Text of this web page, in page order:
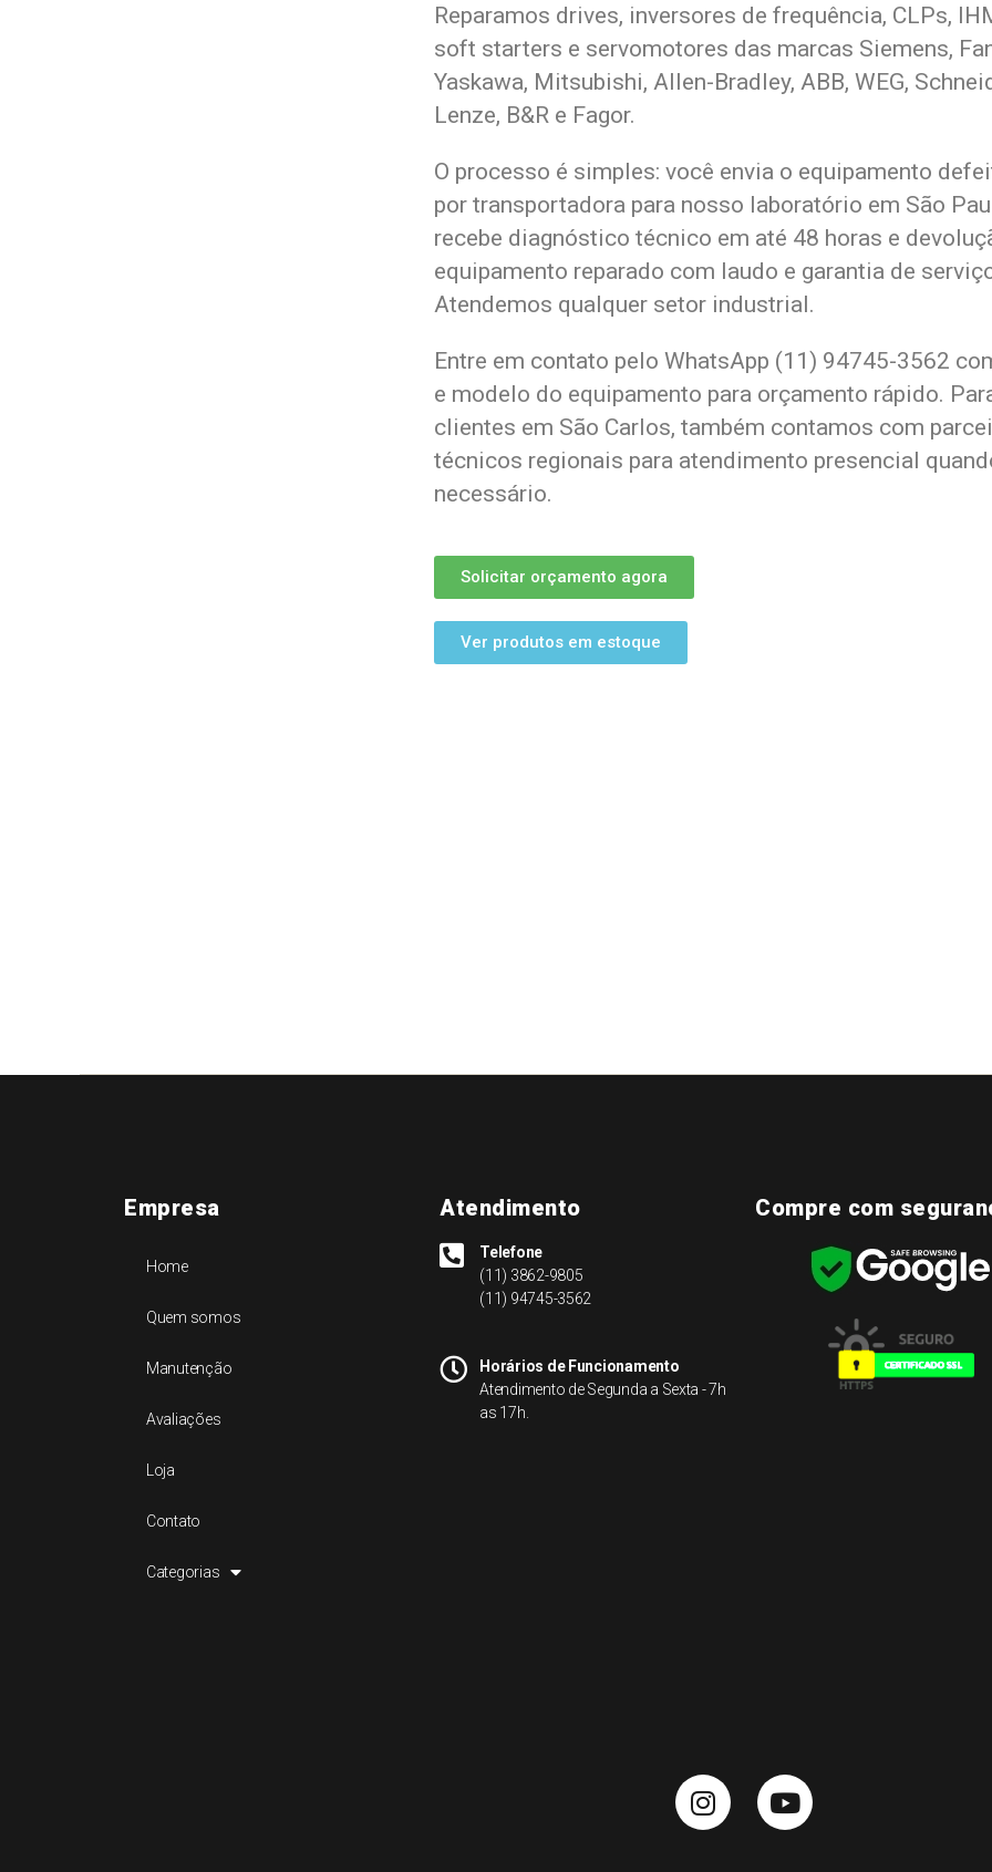
Reparamos drives, inversores de frequência, CLPs,
soft starters e servomotores das marcas Siemens,
Yaskawa, Mitsubishi, Allen-Bradley, ABB, WEG,
Lenze, B&R e Fagor.
O processo é simples: você envia o equipamento
por transportadora para nosso laboratório em São
recebe diagnóstico técnico em até 48 horas e
equipamento reparado com laudo e garantia de
Atendemos qualquer setor industrial.
Entre em contato pelo WhatsApp (11) 94745-3562
e modelo do equipamento para orçamento rápido.
clientes em São Carlos, também contamos com
técnicos regionais para atendimento presencial
necessário.
Solicitar orçamento agora
Ver produtos em estoque
Empresa
Home
Quem somos
Manutenção
Avaliações
Loja
Contato
Categorias
Atendimento
Telefone
(11) 3862-9805
(11) 94745-3562
Horários de Funcionamento
Atendimento de Segunda a Sexta - 7h
as 17h.
Compre com